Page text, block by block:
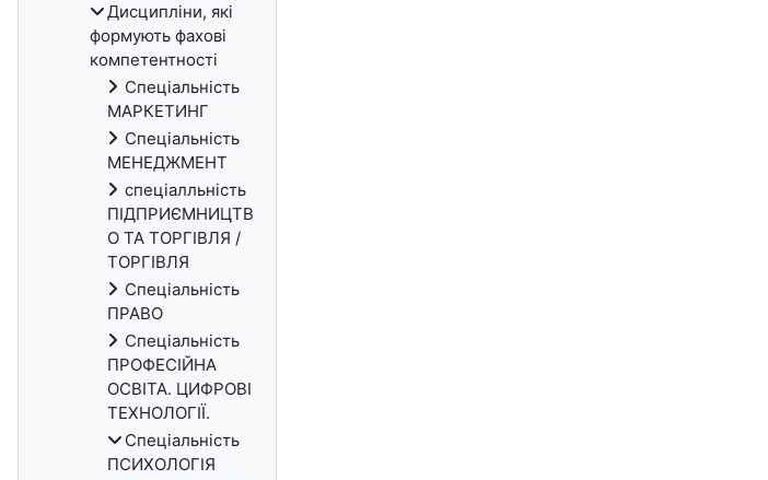
Дисципліни, які
формують фахові
компетентності
Спеціальність
МАРКЕТИНГ
Спеціальність
МЕНЕДЖМЕНТ
спеціалльність
ПІДПРИЄМНИЦТВ
О ТА ТОРГІВЛЯ /
ТОРГІВЛЯ
Спеціальність
ПРАВО
Спеціальність
ПРОФЕСІЙНА
ОСВІТА. ЦИФРОВІ
ТЕХНОЛОГІЇ.
Спеціальність
ПСИХОЛОГІЯ